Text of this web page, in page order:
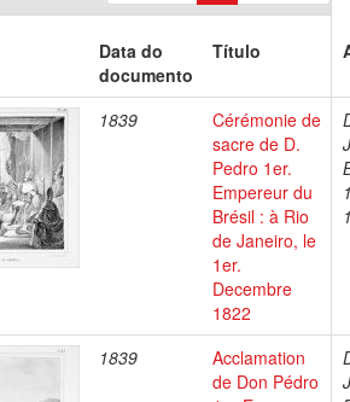
Data do
documento
Título
1839
Cérémonie de
sacre de D.
Pedro 1er.
Empereur du
Brésil : à Rio
de Janeiro, le
1er.
Decembre
1822
1839
Acclamation
de Don Pédro